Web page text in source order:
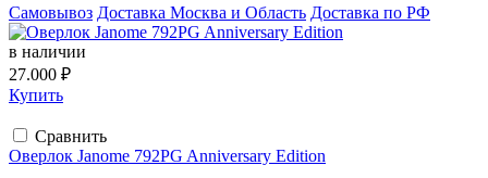
Самовывоз Доставка Москва и Область Доставка по РФ
в наличии
27.000 ₽
Купить
Сравнить
Оверлок Janome 792PG Anniversary Edition